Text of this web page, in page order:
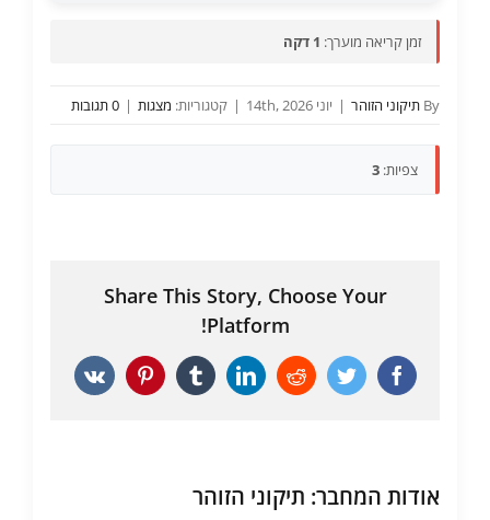
זמן קריאה מוערך: 1 דקה
By תיקוני הזוהר | יוני 14th, 2026 | קטגוריות: מצגות | 0 תגובות
צפיות: 3
Share This Story, Choose Your
Platform!
Facebook
Twitter
Reddit
LinkedIn
Tumblr
Pinterest
Vk
אודות המחבר: תיקוני הזוהר